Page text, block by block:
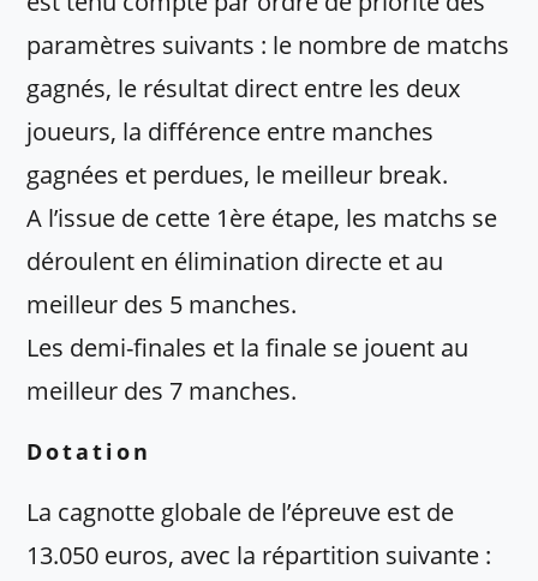
paramètres suivants : le nombre de matchs
gagnés, le résultat direct entre les deux
joueurs, la différence entre manches
gagnées et perdues, le meilleur break.
A l’issue de cette 1ère étape, les matchs se
déroulent en élimination directe et au
meilleur des 5 manches.
Les demi-finales et la finale se jouent au
meilleur des 7 manches.
Dotation
La cagnotte globale de l’épreuve est de
13.050 euros, avec la répartition suivante :